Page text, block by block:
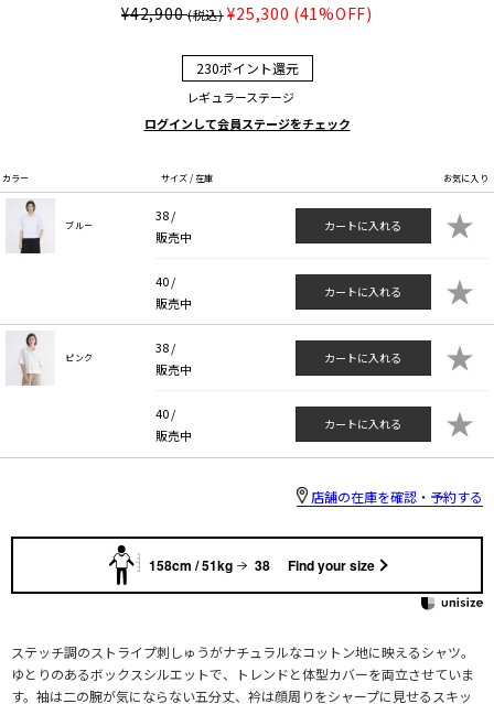
¥42,900(税込) ¥25,300 (41%OFF)
230ポイント還元
レギュラーステージ
ログインして会員ステージをチェック
カラー サイズ / 在庫 お気に入り
ブルー
38 /
販売中
カートに入れる ★
40 /
販売中
カートに入れる ★
ピンク
38 /
販売中
カートに入れる ★
40 /
販売中
カートに入れる ★
店舗の在庫を確認・予約する
158cm / 51kg 38 Find your size
ステッチ調のストライプ刺しゅうがナチュラルなコットン地に映えるシャツ。
ゆとりのあるボックスシルエットで、トレンドと体型カバーを両立させていま
す。袖は二の腕が気にならない五分丈、衿は顔周りをシャープに見せるスキッ